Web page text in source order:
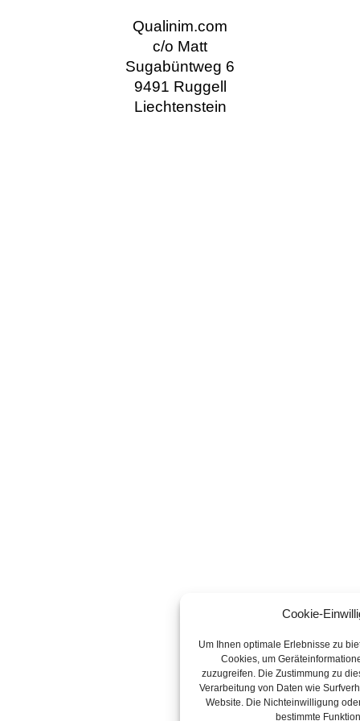
Cookie-
Um Ihnen optimale Erlebnisse zu
Cookies, um
zuzugreifen. Die Zustimmung zu
Verarbeitung von Daten wie
Website. Die Nichteinwilligung
bestimmte
Qualinim.com
c/o Matt
Sugabüntweg 6
9491 Ruggell
Liechtenstein